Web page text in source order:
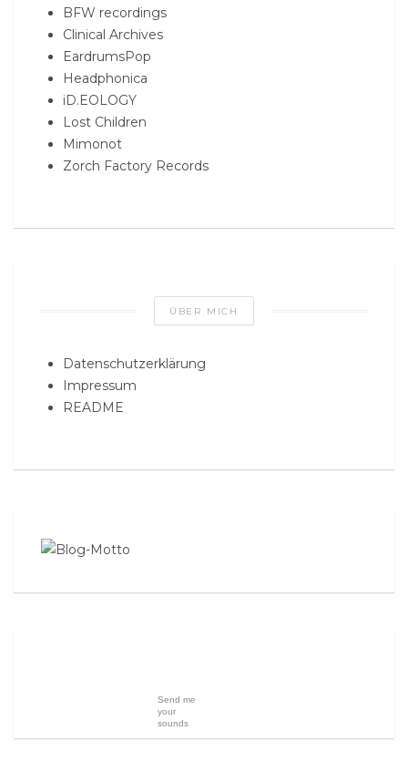
BFW recordings
Clinical Archives
EardrumsPop
Headphonica
iD.EOLOGY
Lost Children
Mimonot
Zorch Factory Records
ÜBER MICH
Datenschutzerklärung
Impressum
README
Send me
your
sounds